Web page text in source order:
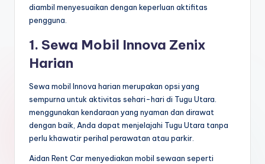
diambil menyesuaikan dengan keperluan aktifitas
pengguna.
1. Sewa Mobil Innova Zenix
Harian
Sewa mobil Innova harian merupakan opsi yang
sempurna untuk aktivitas sehari-hari di Tugu Utara.
menggunakan kendaraan yang nyaman dan dirawat
dengan baik, Anda dapat menjelajahi Tugu Utara tanpa
perlu khawatir perihal perawatan atau parkir.
Aidan Rent Car menyediakan mobil sewaan seperti